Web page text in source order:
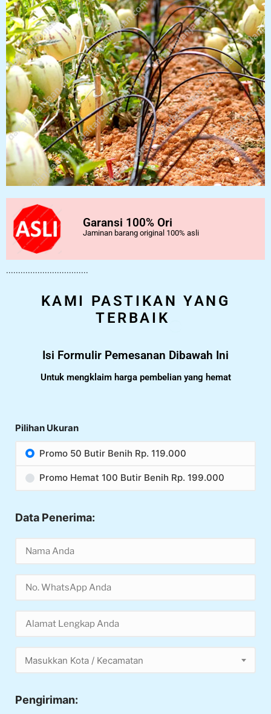
Garansi 100% Ori
Jaminan barang original 100% asli
..................................
KAMI PASTIKAN YANG
TERBAIK
Isi Formulir Pemesanan Dibawah Ini
Untuk mengklaim harga pembelian yang hemat
Pilihan Ukuran
Promo 50 Butir Benih Rp. 119.000
Promo Hemat 100 Butir Benih Rp. 199.000
Data Penerima:
Masukkan Kota / Kecamatan
Pengiriman: